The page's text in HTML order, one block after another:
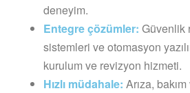
deneyim.
Entegre çözümler: Güvenlik
sistemleri ve otomasyon
kurulum ve revizyon hizmeti.
Hızlı müdahale: Arıza,